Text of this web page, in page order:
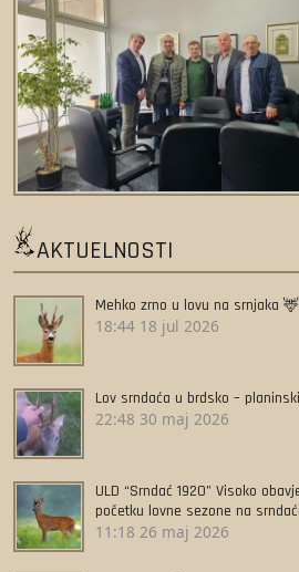
AKTUELNOSTI
Mehko zrno u lovu na srnjaka
18:44 18 jul 2026
Lov srndaća u brdsko –
22:48 30 maj 2026
ULD “Srndać 1920” Visoko
početku lovne sezone na
11:18 26 maj 2026